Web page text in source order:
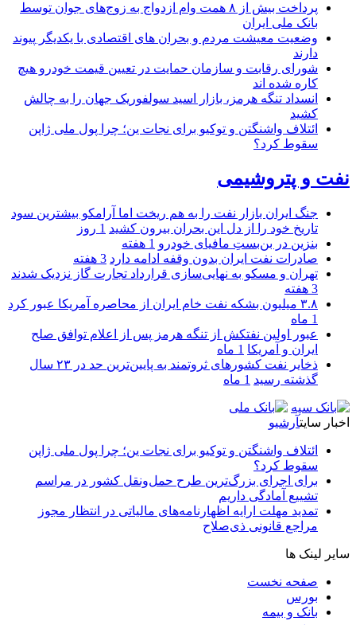
پرداخت بیش از ۸ همت وام ازدواج به زوج‌های جوان توسط
بانک ملی ایران
وضعیت معیشت مردم و بحران های اقتصادی با یکدیگر پیوند
دارند
شورای رقابت و سازمان حمایت در تعیین قیمت خودرو هیچ
کاره شده اند
انسداد تنگه هرمز، بازار اسید سولفوریک جهان را به چالش
کشید
ائتلاف واشنگتن و توکیو برای نجات ین؛ چرا پول ملی ژاپن
سقوط کرد؟
نفت و پتروشیمی
جنگ ایران بازار نفت را به هم ریخت اما آرامکو بیشترین سود
تاریخ خود را از دل این بحران بیرون کشید 1 روز
بنزین در بن‌بستِ مافیای خودرو 1 هفته
صادرات نفت ایران بدون وقفه ادامه دارد 3 هفته
تهران و مسکو به نهایی‌سازی قرارداد تجارت گاز نزدیک شدند
3 هفته
۳.۸ میلیون بشکه نفت خام ایران از محاصره آمریکا عبور کرد
1 ماه
عبور اولین نفتکش از تنگه هرمز پس از اعلام توافق صلح
ایران و آمریکا 1 ماه
ذخایر نفت کشورهای ثروتمند به پایین‌ترین حد در ۲۳ سال
گذشته رسید 1 ماه
اخبار سایتآرشیو
ائتلاف واشنگتن و توکیو برای نجات ین؛ چرا پول ملی ژاپن
سقوط کرد؟
برای اجرای بزرگ‌ترین طرح حمل‌ونقل کشور در مراسم
تشییع آمادگی داریم
تمدید مهلت ارایه اظهارنامه‌های مالیاتی در انتظار مجوز
مراجع قانونی ذی‌‏صلاح
سایر لینک ها
صفحه نخست
بورس
بانک و بیمه